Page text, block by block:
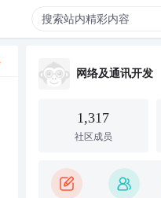
网络及通讯开发
1,317
社区成员